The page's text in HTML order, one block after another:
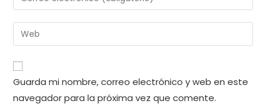
de
usuario
para
comentar
tu
dirección
de
electrónico
para
comentar
Introduce
la
URL
de
tu
web
Guarda mi nombre, correo electrónico y web en este
navegador para la próxima vez que comente.